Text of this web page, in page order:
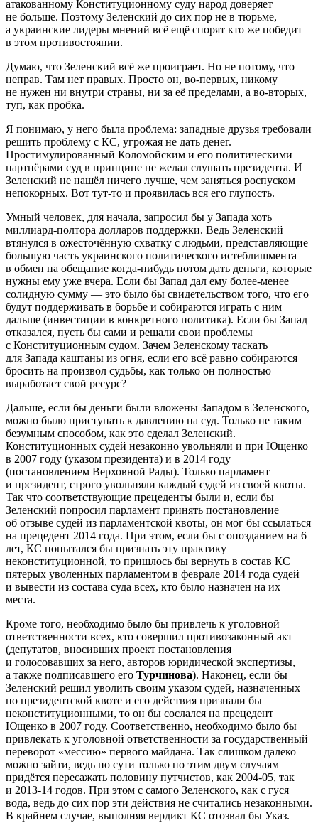
атакованному Конституционному суду народ доверяет
не больше. Поэтому Зеленский до сих пор не в тюрьме,
а украинские лидеры мнений всё ещё спорят кто же победит
в этом противостоянии.
Думаю, что Зеленский всё же проиграет. Но не потому, что
неправ. Там нет правых. Просто он, во-первых, никому
не нужен ни внутри страны, ни за её пределами, а во-вторых,
туп, как пробка.
Я понимаю, у него была проблема: западные друзья требовали
решить проблему с КС, угрожая не дать денег.
Простимулированный Коломойским и его политическими
партнёрами суд в принципе не желал слушать президента. И
Зеленский не нашёл ничего лучше, чем заняться роспуском
непокорных. Вот тут-то и проявилась вся его глупость.
Умный человек, для начала, запросил бы у Запада хоть
миллиард-полтора долларов поддержки. Ведь Зеленский
втянулся в ожесточённую схватку с людьми, представляющие
большую часть украинского политического истеблишмента
в обмен на обещание когда-нибудь потом дать деньги, которые
нужны ему уже вчера. Если бы Запад дал ему более-менее
солидную сумму — это было бы свидетельством того, что его
будут поддерживать в борьбе и собираются играть с ним
дальше (инвестиции в конкретного политика). Если бы Запад
отказался, пусть бы сами и решали свои проблемы
с Конституционным судом. Зачем Зеленскому таскать
для Запада каштаны из огня, если его всё равно собираются
бросить на произвол судьбы, как только он полностью
выработает свой ресурс?
Дальше, если бы деньги были вложены Западом в Зеленского,
можно было приступать к давлению на суд. Только не таким
безумным способом, как это сделал Зеленский.
Конституционных судей незаконно увольняли и при Ющенко
в 2007 году (указом президента) и в 2014 году
(постановлением Верховной Рады). Только парламент
и президент, строго увольняли каждый судей из своей квоты.
Так что соответствующие прецеденты были и, если бы
Зеленский попросил парламент принять постановление
об отзыве судей из парламентской квоты, он мог бы ссылаться
на прецедент 2014 года. При этом, если бы с опозданием на 6
лет, КС попытался бы признать эту практику
неконституционной, то пришлось бы вернуть в состав КС
пятерых уволенных парламентом в феврале 2014 года судей
и вывести из состава суда всех, кто было назначен на их
места.
Кроме того, необходимо было бы привлечь к уголовной
ответственности всех, кто совершил противозаконный акт
(депутатов, вносивших проект постановления
и голосовавших за него, авторов юридической экспертизы,
а также подписавшего его Турчинова). Наконец, если бы
Зеленский решил уволить своим указом судей, назначенных
по президентской квоте и его действия признали бы
неконституционными, то он бы сослался на прецедент
Ющенко в 2007 году. Соответственно, необходимо было бы
привлекать к уголовной ответственности за государственный
переворот «мессию» первого майдана. Так слишком далеко
можно зайти, ведь по сути только по этим двум случаям
придётся пересажать половину путчистов, как 2004-05, так
и 2013-14 годов. При этом с самого Зеленского, как с гуся
вода, ведь до сих пор эти действия не считались незаконными.
В крайнем случае, выполняя вердикт КС отозвал бы Указ.